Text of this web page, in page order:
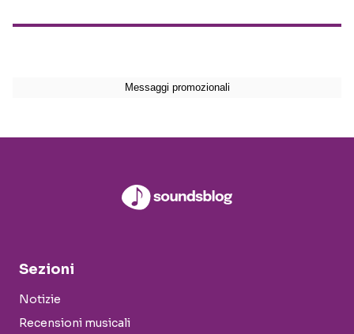
Sezioni
Notizie
Recensioni musicali